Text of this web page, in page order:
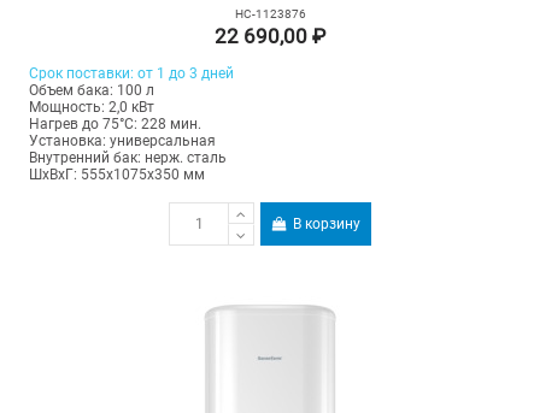
НС-1123876
22 690,00 ₽
Срок поставки: от 1 до 3 дней
Объем бака: 100 л
Мощность: 2,0 кВт
Нагрев до 75°С: 228 мин.
Установка: универсальная
Внутренний бак: нерж. сталь
ШхВхГ: 555х1075х350 мм
В корзину